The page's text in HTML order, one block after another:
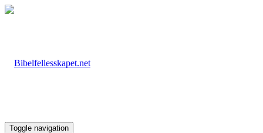
Toggle navigation